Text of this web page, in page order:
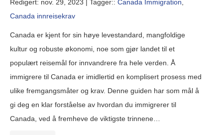
Redigert: nov. 29, 2023 | Tagger:: Canada Immigration,
Canada innreisekrav
Canada er kjent for sin høye levestandard, mangfoldige
kultur og robuste økonomi, noe som gjør landet til et
populært reisemål for innvandrere fra hele verden. Å
immigrere til Canada er imidlertid en komplisert prosess med
ulike fremgangsmåter og krav. Denne guiden har som mål å
gi deg en klar forståelse av hvordan du immigrerer til
Canada, ved å fremheve de viktigste trinnene…